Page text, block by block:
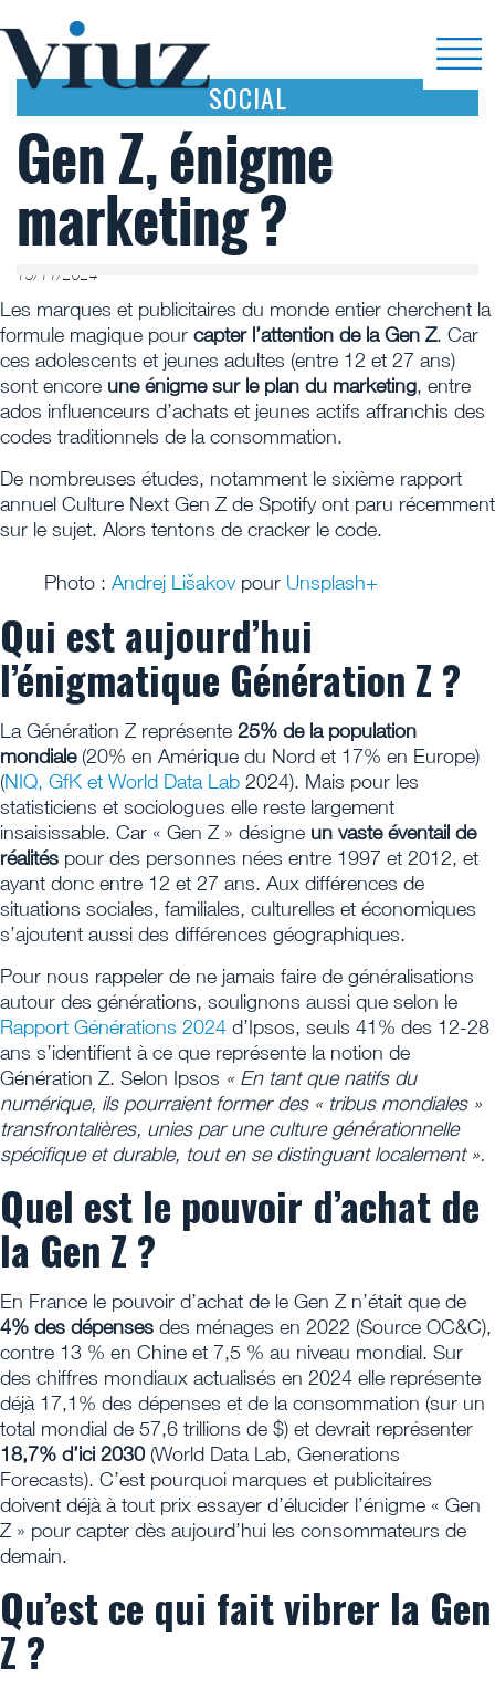
SOCIAL
Gen Z, énigme
marketing ?
15/11/2024
Les marques et publicitaires du monde entier cherchent la
formule magique pour capter l’attention de la Gen Z. Car
ces adolescents et jeunes adultes (entre 12 et 27 ans)
sont encore une énigme sur le plan du marketing, entre
ados influenceurs d’achats et jeunes actifs affranchis des
codes traditionnels de la consommation.
De nombreuses études, notamment le sixième rapport
annuel Culture Next Gen Z de Spotify ont paru récemment
sur le sujet. Alors tentons de cracker le code.
Photo : Andrej Lišakovpour Unsplash+
Qui est aujourd’hui
l’énigmatique Génération Z ?
La Génération Z représente 25% de la population
mondiale(20% en Amérique du Nord et 17% en Europe)
(NIQ, GfK et World Data Lab 2024). Mais pour les
statisticiens et sociologues elle reste largement
insaisissable. Car « Gen Z » désigne un vaste éventail de
réalités pour des personnes nées entre 1997 et 2012, et
ayant donc entre 12 et 27 ans. Aux différences de
situations sociales, familiales, culturelles et économiques
s’ajoutent aussi des différences géographiques.
Pour nous rappeler de ne jamais faire de généralisations
autour des générations, soulignons aussi que selon le
Rapport Générations 2024 d’Ipsos, seuls 41% des 12-28
ans s’identifient à ce que représente la notion de
Génération Z. Selon Ipsos « En tant que natifs du
numérique, ils pourraient former des « tribus mondiales »
transfrontalières, unies par une culture générationnelle
spécifique et durable, tout en se distinguant localement ».
Quel est le pouvoir d’achat de
la Gen Z ?
En France le pouvoir d’achat de le Gen Z n’était que de
4% des dépenses des ménages en 2022 (Source OC&C),
contre 13 % en Chine et 7,5 % au niveau mondial. Sur
des chiffres mondiaux actualisés en 2024 elle représente
déjà 17,1% des dépenses et de la consommation (sur un
total mondial de 57,6 trillions de $) et devrait représenter
18,7% d’ici 2030(World Data Lab, Generations
Forecasts). C’est pourquoi marques et publicitaires
doivent déjà à tout prix essayer d’élucider l’énigme « Gen
Z » pour capter dès aujourd’hui les consommateurs de
demain.
Qu’est ce qui fait vibrer la Gen
Z ?